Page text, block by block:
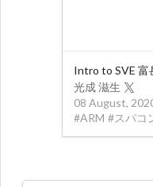
Intro to SVE 富
光成 滋生
08 August,
#ARM #スパコ